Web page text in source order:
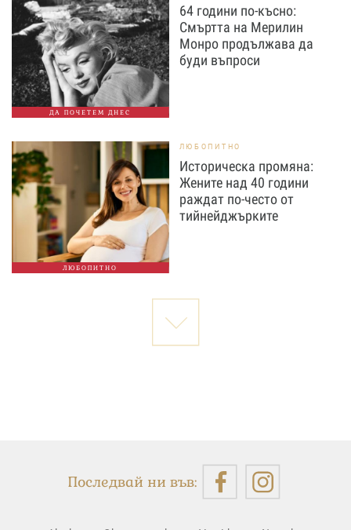
ДА ПОЧЕТЕМ ДНЕС
64 години по-късно:
Смъртта на Мерилин
Монро продължава да
буди въпроси
ЛЮБОПИТНО
ЛЮБОПИТНО
Историческа промяна:
Жените над 40 години
раждат по-често от
тийнейджърките
Последвай ни във: